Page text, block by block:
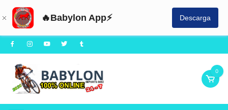
🔥Babylon App⚡ Descarga
Saltar
al
contenido
0